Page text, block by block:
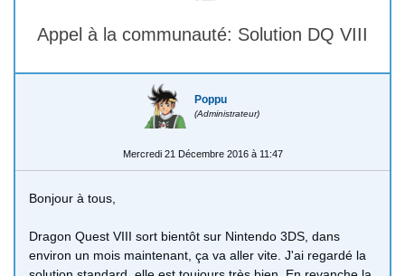
Appel à la communauté: Solution DQ VIII
Poppu
(Administrateur)
Mercredi 21 Décembre 2016 à 11:47
Bonjour à tous,
Dragon Quest VIII sort bientôt sur Nintendo 3DS, dans
environ un mois maintenant, ça va aller vite. J'ai regardé la